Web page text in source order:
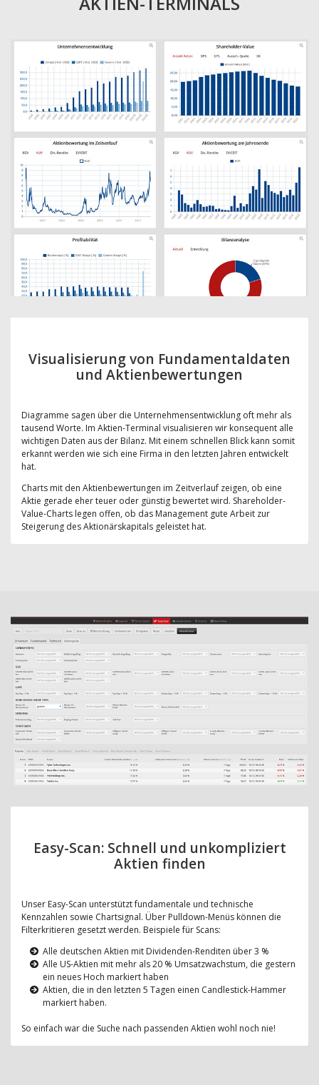
Visualisierung von Fundamentaldaten
und Aktienbewertungen
Diagramme sagen über die Unternehmensentwicklung oft mehr als
tausend Worte. Im Aktien-Terminal visualisieren wir konsequent alle
wichtigen Daten aus der Bilanz. Mit einem schnellen Blick kann somit
erkannt werden wie sich eine Firma in den letzten Jahren entwickelt
hat.
Charts mit den Aktienbewertungen im Zeitverlauf zeigen, ob eine
Aktie gerade eher teuer oder günstig bewertet wird. Shareholder-
Value-Charts legen offen, ob das Management gute Arbeit zur
Steigerung des Aktionärskapitals geleistet hat.
Easy-Scan: Schnell und unkompliziert
Aktien finden
Unser Easy-Scan unterstützt fundamentale und technische
Kennzahlen sowie Chartsignal. Über Pulldown-Menüs können die
Filterkritieren gesetzt werden. Beispiele für Scans:
Alle deutschen Aktien mit Dividenden-Renditen über 3 %
Alle US-Aktien mit mehr als 20 % Umsatzwachstum, die gestern
ein neues Hoch markiert haben
Aktien, die in den letzten 5 Tagen einen Candlestick-Hammer
markiert haben.
So einfach war die Suche nach passenden Aktien wohl noch nie!